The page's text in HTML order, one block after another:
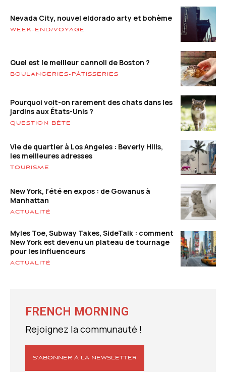
Nevada City, nouvel eldorado arty et bohème
WEEK-END/VOYAGE
Quel est le meilleur cannoli de Boston ?
BOULANGERIES-PÂTISSERIES
Pourquoi voit-on rarement des chats dans les
jardins aux États-Unis ?
QUESTION BÊTE
Vie de quartier à Los Angeles : Beverly Hills,
les meilleures adresses
TOURISME
New York, l’été en expos : de Gowanus à
Manhattan
ACTUALITÉ
Myles Toe, Subway Takes, SideTalk : comment
New York est devenu un plateau de tournage
pour les influenceurs
ACTUALITÉ
FRENCH MORNING
Rejoignez la communauté !
S’ABONNER À LA NEWSLETTER